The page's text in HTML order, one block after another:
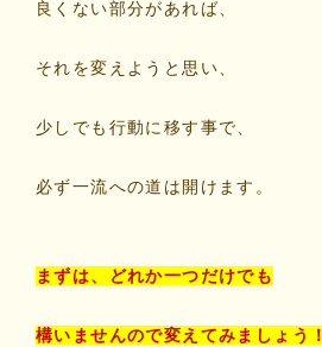
良くない部分があれば、
それを変えようと思い、
少しでも行動に移す事で、
必ず一流への道は開けます。
まずは、どれか一つだけでも
構いませんので変えてみましょう！